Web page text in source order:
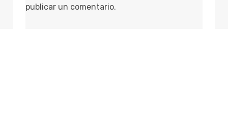
publicar un comentario.